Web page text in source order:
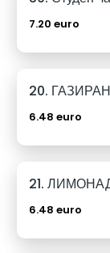
7.20 euro
20.
6.48 euro
21.
6.48 euro